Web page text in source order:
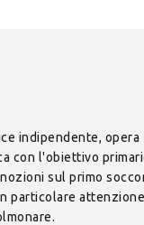
indipendente, opera
con l'obiettivo
sul primo
particolare attenzione